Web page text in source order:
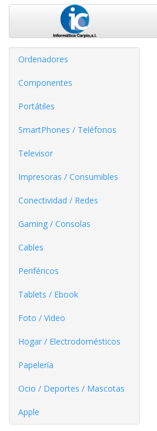
Ordenadores
Componentes
Portátiles
SmartPhones / Teléfonos
Televisor
Impresoras / Consumibles
Conectividad / Redes
Gaming / Consolas
Cables
Periféricos
Tablets / Ebook
Foto / Video
Hogar / Electrodomésticos
Papelería
Ocio / Deportes / Mascotas
Apple